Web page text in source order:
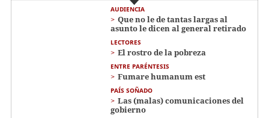
AUDIENCIA
Que no le de tantas largas al
asunto le dicen al general retirado
LECTORES
El rostro de la pobreza
ENTRE PARÉNTESIS
Fumare humanum est
PAÍS SOÑADO
Las (malas) comunicaciones del
gobierno